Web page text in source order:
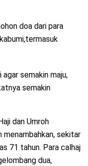
doa dari para
semakin maju,
semakin
dan Umroh
menambahkan, sekitar
71 tahun. Para calhaj
dua,